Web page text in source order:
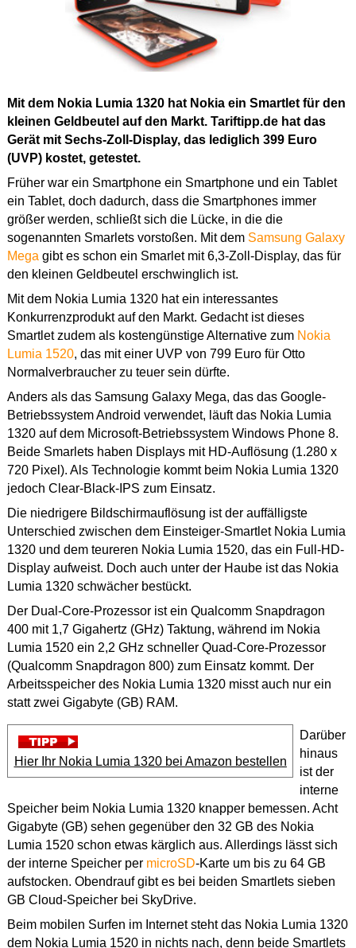
Mit dem Nokia Lumia 1320 hat Nokia ein Smartlet für den
kleinen Geldbeutel auf den Markt. Tariftipp.de hat das
Gerät mit Sechs-Zoll-Display, das lediglich 399 Euro
(UVP) kostet, getestet.
Früher war ein Smartphone ein Smartphone und ein Tablet
ein Tablet, doch dadurch, dass die Smartphones immer
größer werden, schließt sich die Lücke, in die die
sogenannten Smarlets vorstoßen. Mit dem Samsung Galaxy
Mega gibt es schon ein Smarlet mit 6,3-Zoll-Display, das für
den kleinen Geldbeutel erschwinglich ist.
Mit dem Nokia Lumia 1320 hat ein interessantes
Konkurrenzprodukt auf den Markt. Gedacht ist dieses
Smartlet zudem als kostengünstige Alternative zum Nokia
Lumia 1520, das mit einer UVP von 799 Euro für Otto
Normalverbraucher zu teuer sein dürfte.
Anders als das Samsung Galaxy Mega, das das Google-
Betriebssystem Android verwendet, läuft das Nokia Lumia
1320 auf dem Microsoft-Betriebssystem Windows Phone 8.
Beide Smarlets haben Displays mit HD-Auflösung (1.280 x
720 Pixel). Als Technologie kommt beim Nokia Lumia 1320
jedoch Clear-Black-IPS zum Einsatz.
Die niedrigere Bildschirmauflösung ist der auffälligste
Unterschied zwischen dem Einsteiger-Smartlet Nokia Lumia
1320 und dem teureren Nokia Lumia 1520, das ein Full-HD-
Display aufweist. Doch auch unter der Haube ist das Nokia
Lumia 1320 schwächer bestückt.
Der Dual-Core-Prozessor ist ein Qualcomm Snapdragon
400 mit 1,7 Gigahertz (GHz) Taktung, während im Nokia
Lumia 1520 ein 2,2 GHz schneller Quad-Core-Prozessor
(Qualcomm Snapdragon 800) zum Einsatz kommt. Der
Arbeitsspeicher des Nokia Lumia 1320 misst auch nur ein
statt zwei Gigabyte (GB) RAM.
Hier Ihr Nokia Lumia 1320 bei Amazon bestellen
Darüber
hinaus
ist der
interne
Speicher beim Nokia Lumia 1320 knapper bemessen. Acht
Gigabyte (GB) sehen gegenüber den 32 GB des Nokia
Lumia 1520 schon etwas kärglich aus. Allerdings lässt sich
der interne Speicher per microSD-Karte um bis zu 64 GB
aufstocken. Obendrauf gibt es bei beiden Smartlets sieben
GB Cloud-Speicher bei SkyDrive.
Beim mobilen Surfen im Internet steht das Nokia Lumia 1320
dem Nokia Lumia 1520 in nichts nach, denn beide Smartlets